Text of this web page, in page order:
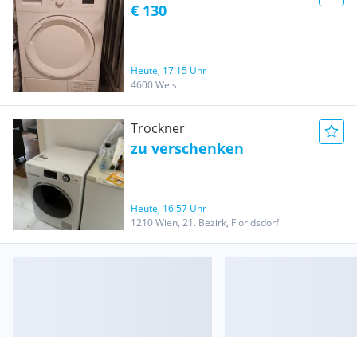
€ 130
Heute, 17:15 Uhr
4600 Wels
Trockner
zu verschenken
Heute, 16:57 Uhr
1210 Wien, 21. Bezirk, Floridsdorf